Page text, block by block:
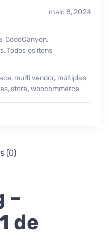
maio 8, 2024
, CodeCanyon,
,Todos os itens
, multi vendor, múltiplas
,store,woocommerce
(0)
–
de